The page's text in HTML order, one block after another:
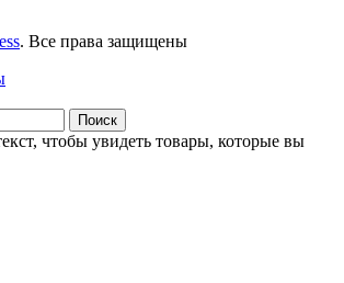
. Все права защищены
Поиск
чтобы увидеть товары, которые вы